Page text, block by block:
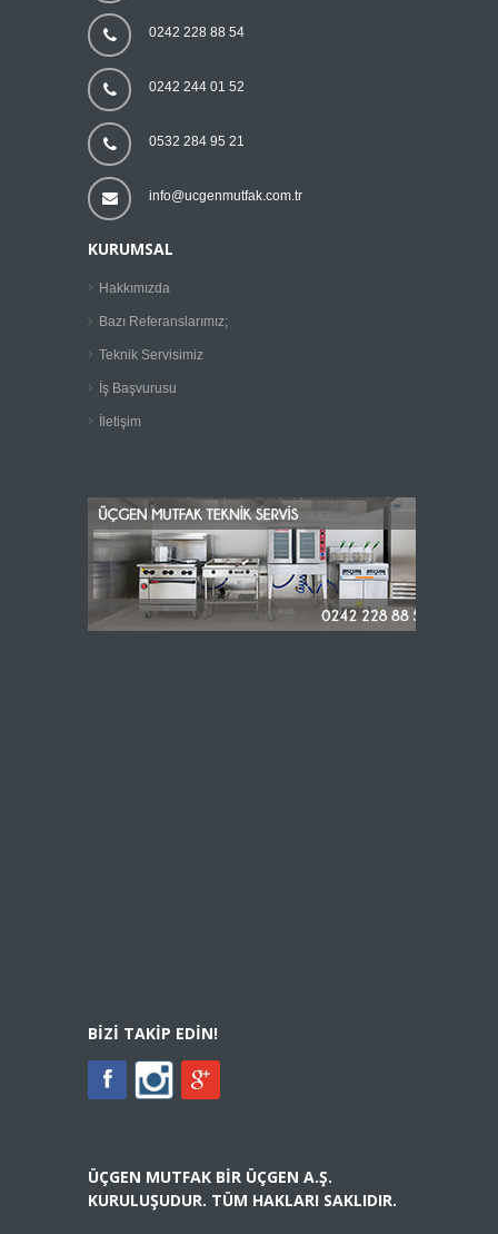
0242 228 88 54
0242 244 01 52
0532 284 95 21
info@ucgenmutfak.com.tr
KURUMSAL
Hakkımızda
Bazı Referanslarımız;
Teknik Servisimiz
İş Başvurusu
İletişim
BIZI TAKIP EDIN!
ÜÇGEN MUTFAK BIR ÜÇGEN A.Ş.
KURULUŞUDUR. TÜM HAKLARI SAKLIDIR.